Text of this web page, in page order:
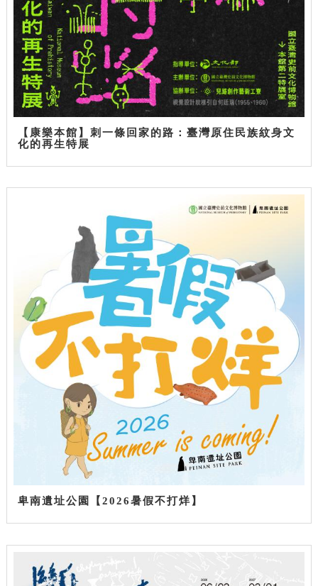
【康樂本館】刺一條回家的路：臺灣原住民族紋身文
化的再生特展
卑南遺址公園【2026暑假不打烊】